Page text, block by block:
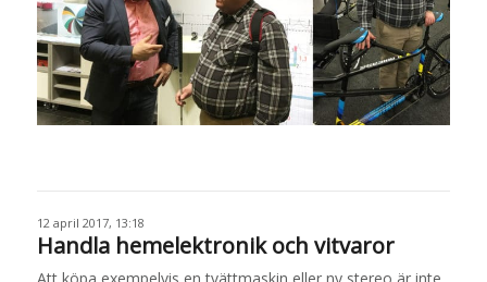
12 april 2017, 13:18
Handla hemelektronik och vitvaror